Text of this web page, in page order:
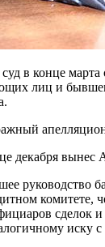
в конце
лиц и
декабря
комитете,
сделок
иску